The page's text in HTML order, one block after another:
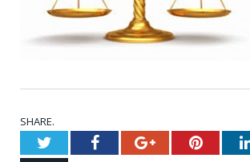
SHARE.
TwitterFacebookGoogle+